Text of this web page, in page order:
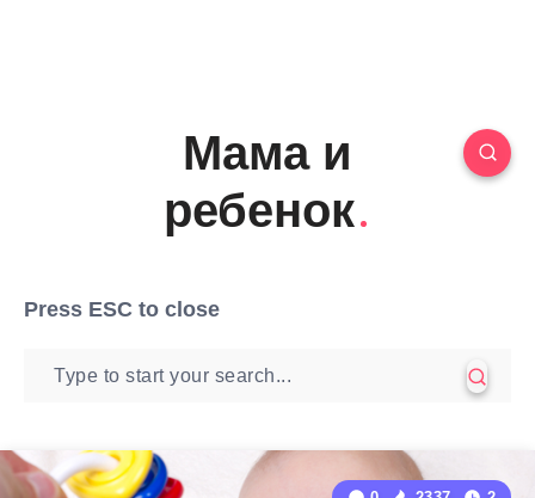
Мама и
ребенок
Press ESC to close